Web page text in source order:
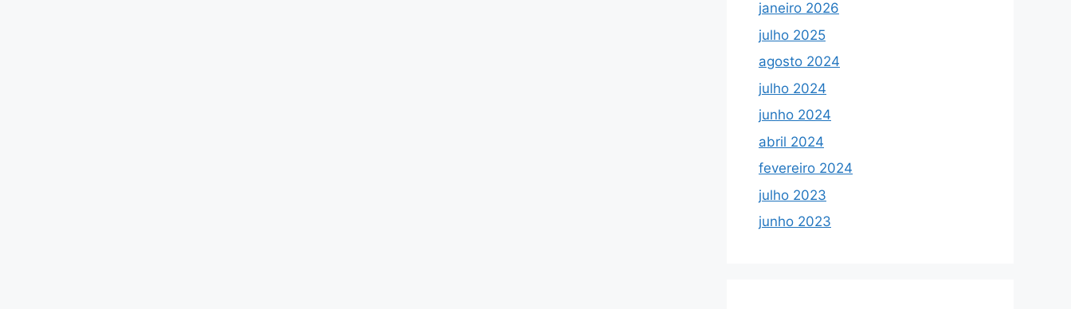
janeiro 2026
julho 2025
agosto 2024
julho 2024
junho 2024
abril 2024
fevereiro 2024
julho 2023
junho 2023